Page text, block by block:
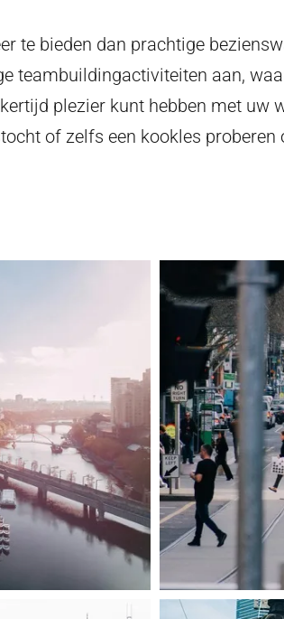
te bieden dan prachtige
teambuildingactiviteiten aan,
plezier kunt hebben met uw
of zelfs een kookles proberen